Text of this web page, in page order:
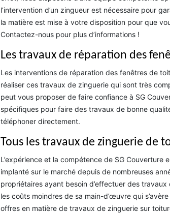
l’intervention d’un zingueur est nécessaire pour
la matière est mise à votre disposition pour que
Contactez-nous pour plus d’informations !
Les travaux de réparation des
Les interventions de réparation des fenêtres de
réaliser ces travaux de zinguerie qui sont très
peut vous proposer de faire confiance à SG
spécifiques pour faire des travaux de bonne
téléphoner directement.
Tous les travaux de zinguerie de
L’expérience et la compétence de SG
implanté sur le marché depuis de nombreuses
propriétaires ayant besoin d’effectuer des
les coûts moindres de sa main-d’œuvre qui
offres en matière de travaux de zinguerie sur